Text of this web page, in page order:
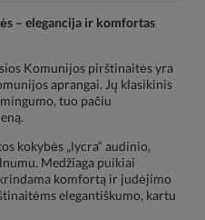
– elegancija ir komfortas
Komunijos pirštinaitės yra
aprangai. Jų klasikinis
tuo pačiu
kokybės „lycra“ audinio,
Medžiaga puikiai
komfortą ir judėjimo
elegantiškumo, kartu